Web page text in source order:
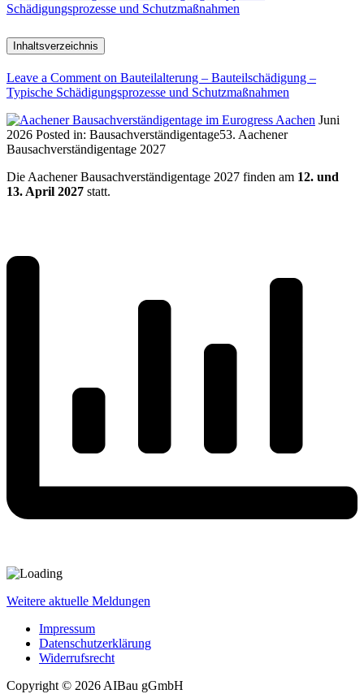
Inhaltsverzeichnis
Leave a Comment on Bauteilalterung – Bauteilschädigung –
Typische Schädigungsprozesse und Schutzmaßnahmen
Juni
2026 Posted in: Bausachverständigentage53. Aachener
Bausachverständigentage 2027
Die Aachener Bausachverständigentage 2027 finden am 12. und
13. April 2027 statt.
Weitere aktuelle Meldungen
Impressum
Datenschutzerklärung
Widerrufsrecht
Copyright © 2026 AIBau gGmbH